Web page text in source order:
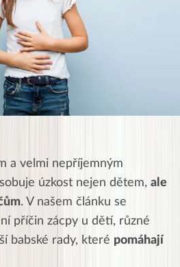
a velmi nepříjemným
úzkost nejen dětem, ale
. V našem článku se
příčin zácpy u dětí, různé
babské rady, které pomáhají